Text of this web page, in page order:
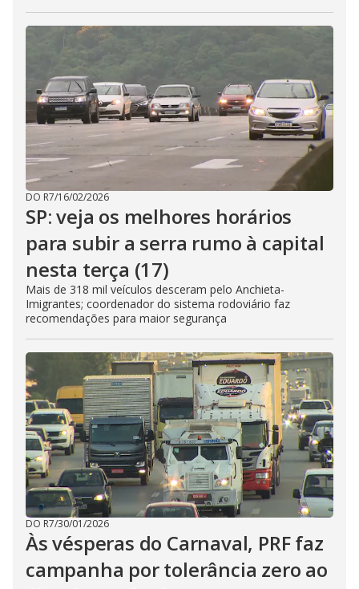
DO R7/16/02/2026
SP: veja os melhores horários
para subir a serra rumo à capital
nesta terça (17)
Mais de 318 mil veículos desceram pelo Anchieta-
Imigrantes; coordenador do sistema rodoviário faz
recomendações para maior segurança
DO R7/30/01/2026
Às vésperas do Carnaval, PRF faz
campanha por tolerância zero ao